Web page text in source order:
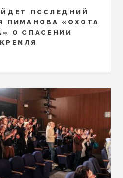
ПОСЛЕДНИЙ
ПИМАНОВА «ОХОТА
О СПАСЕНИИ